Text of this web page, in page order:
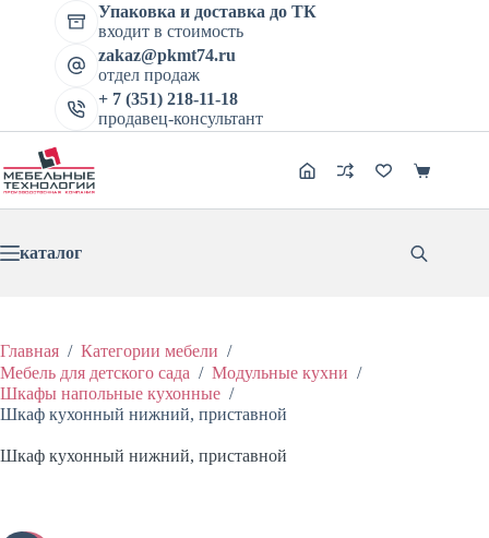
Упаковка и доставка до ТК
входит в стоимость
zakaz@pkmt74.ru
отдел продаж
+ 7 (351) 218-11-18
продавец-консультант
Корзина
каталог
Главная / Категории мебели /
Мебель для детского сада / Модульные кухни /
Шкафы напольные кухонные /
Шкаф кухонный нижний, приставной
Шкаф кухонный нижний, приставной